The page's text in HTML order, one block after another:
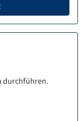
durchführen.